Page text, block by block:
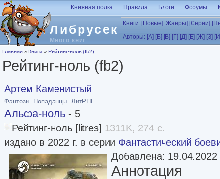
Перейти к основному содержанию
Либрусек
Много книг
Книжная полка Правила Блоги Форумы
Книги: [Новые] [Жанры] [Серии]
Авторы: [А] [Б] [В] [Г] [Д] [Е] [Ж] [З]
Вы здесь
Главная » Книги » Рейтинг-ноль (fb2)
Рейтинг-ноль (fb2)
Артем Каменистый
Фэнтези Попаданцы ЛитРПГ
Альфа-ноль - 5
Рейтинг-ноль [litres] 1311K, 274 с.
издано в 2022 г. в серии Фантастический
Добавлена: 19.04.2022
Аннотация